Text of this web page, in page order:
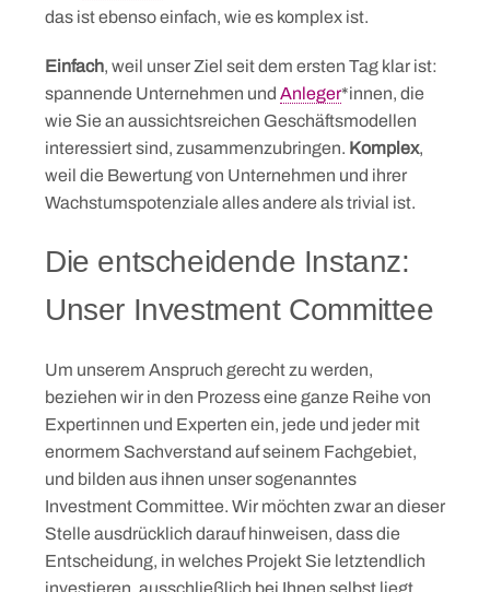
das ist ebenso einfach, wie es komplex ist.
Einfach, weil unser Ziel seit dem ersten Tag klar ist:
spannende Unternehmen und Anleger*innen, die
wie Sie an aussichtsreichen Geschäftsmodellen
interessiert sind, zusammenzubringen. Komplex,
weil die Bewertung von Unternehmen und ihrer
Wachstumspotenziale alles andere als trivial ist.
Die entscheidende Instanz:
Unser Investment Committee
Um unserem Anspruch gerecht zu werden,
beziehen wir in den Prozess eine ganze Reihe von
Expertinnen und Experten ein, jede und jeder mit
enormem Sachverstand auf seinem Fachgebiet,
und bilden aus ihnen unser sogenanntes
Investment Committee. Wir möchten zwar an dieser
Stelle ausdrücklich darauf hinweisen, dass die
Entscheidung, in welches Projekt Sie letztendlich
investieren, ausschließlich bei Ihnen selbst liegt